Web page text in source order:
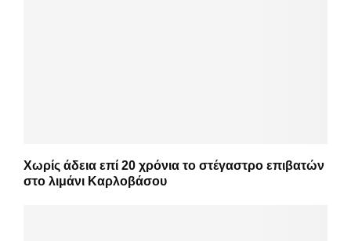
Χωρίς άδεια επί 20 χρόνια το στέγαστρο επιβατών
στο λιμάνι Καρλοβάσου